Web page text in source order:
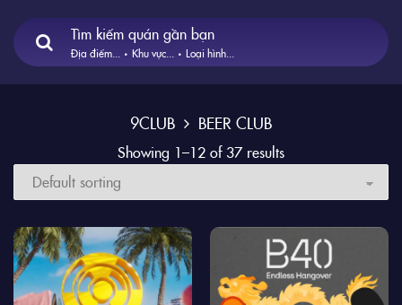
Tìm kiếm quán gần bạn
Địa điểm... Khu vực... Loại hình...
9CLUB BEER CLUB
Showing 1–12 of 37 results